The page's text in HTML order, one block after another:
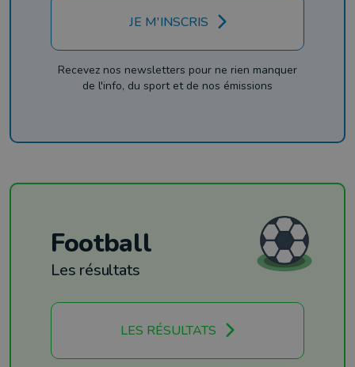
JE M'INSCRIS
Recevez nos newsletters pour ne rien manquer
de l'info, du sport et de nos émissions
Football
Les résultats
LES RÉSULTATS